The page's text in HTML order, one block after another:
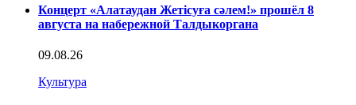
Концерт «Алатаудан Жетісуға сәлем!» прошёл 8
августа на набережной Талдыкоргана
09.08.26
Культура